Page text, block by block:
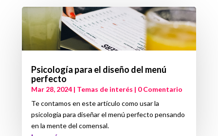
Psicología para el diseño del menú
perfecto
Mar 28, 2024| Temas de interés | 0 Comentario
Te contamos en este artículo como usar la
psicología para diseñar el menú perfecto pensando
en la mente del comensal.